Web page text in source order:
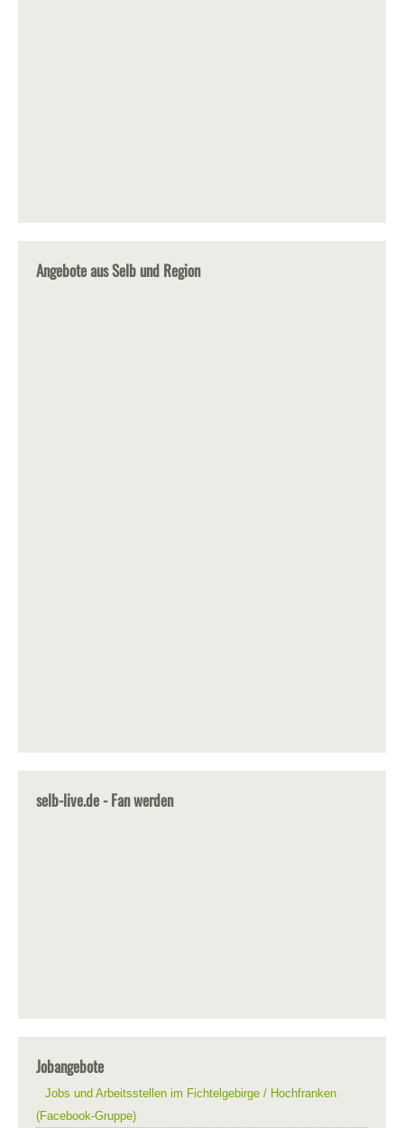
Angebote aus Selb und Region
selb-live.de - Fan werden
Jobangebote
Jobs und Arbeitsstellen im Fichtelgebirge / Hochfranken
(Facebook-Gruppe)